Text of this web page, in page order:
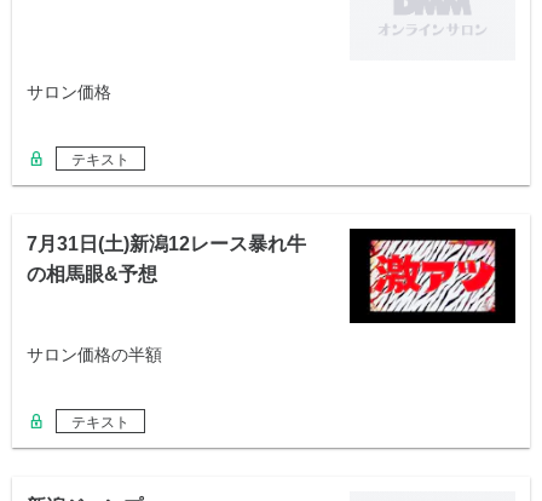
サロン価格
テキスト
7月31日(土)新潟12レース暴れ牛
の相馬眼&予想
サロン価格の半額
テキスト